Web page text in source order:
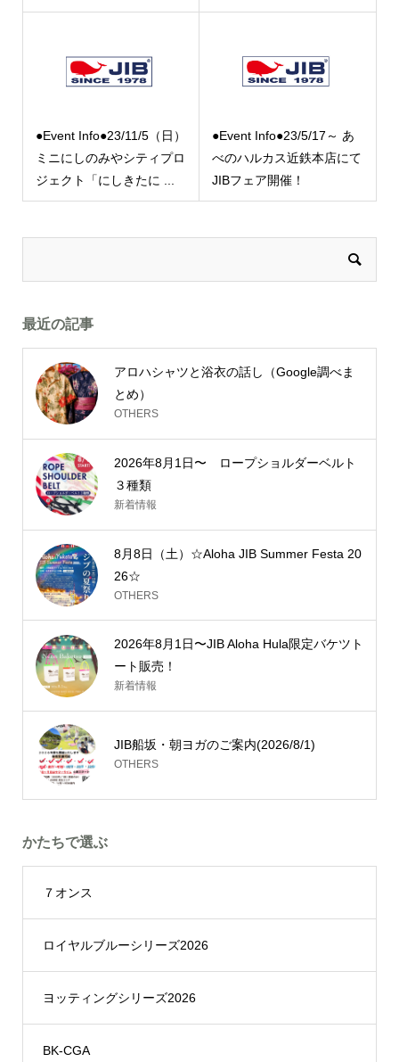
●Event Info●23/11/5（日）
ミニにしのみやシティプロ
ジェクト「にしきたに ...
●Event Info●23/5/17～ あ
べのハルカス近鉄本店にて
JIBフェア開催！
最近の記事
アロハシャツと浴衣の話し（Google調べま
とめ）
OTHERS
2026年8月1日〜 ロープショルダーベルト
３種類
新着情報
8月8日（土）☆Aloha JIB Summer Festa 20
26☆
OTHERS
2026年8月1日〜JIB Aloha Hula限定バケツト
ート販売！
新着情報
JIB船坂・朝ヨガのご案内(2026/8/1)
OTHERS
かたちで選ぶ
７オンス
ロイヤルブルーシリーズ2026
ヨッティングシリーズ2026
BK-CGA